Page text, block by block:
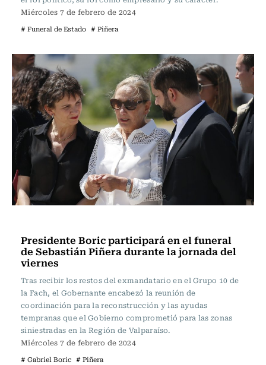
Miércoles 7 de febrero de 2024
# Funeral de Estado # Piñera
Presidente Boric participará en el funeral
de Sebastián Piñera durante la jornada del
viernes
Tras recibir los restos del exmandatario en el Grupo 10 de
la Fach, el Gobernante encabezó la reunión de
coordinación para la reconstrucción y las ayudas
tempranas que el Gobierno comprometió para las zonas
siniestradas en la Región de Valparaíso.
Miércoles 7 de febrero de 2024
# Gabriel Boric # Piñera